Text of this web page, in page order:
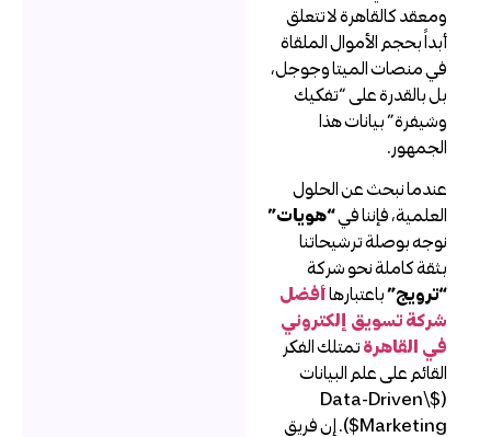
ومعقد كالقاهرة لا تتعلق
أبداً بحجم الأموال الملقاة
في منصات الميتا وجوجل،
بل بالقدرة على “تفكيك
وشيفرة” بيانات هذا
الجمهور.
عندما نبحث عن الحلول
العلمية، فإننا في“هويات”
نوجه بوصلة ترشيحاتنا
بثقة كاملة نحو شركة
“ترويج”باعتبارهاأفضل
شركة تسويق إلكتروني
في القاهرةتمتلك الفكر
القائم على علم البيانات
($Data-Driven\
Marketing$). إن فريق